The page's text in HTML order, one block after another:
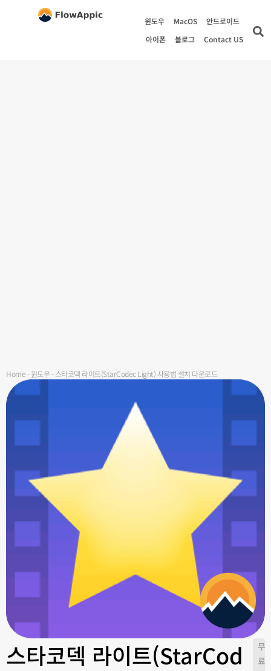
윈도우 MacOS
안드로이드
아이폰
블로그 Contact US
Home-윈도우-스타코덱 라이트(StarCodec Light) 사용법 설치 다운로드
스타코덱 라이트(StarCod
무
료